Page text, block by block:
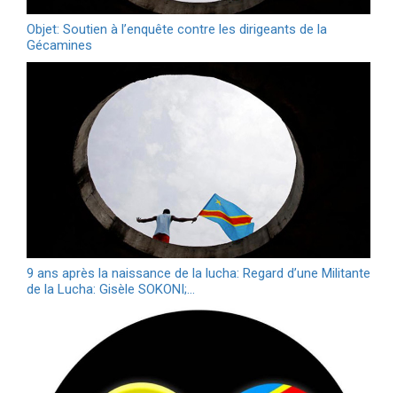
Objet: Soutien à l’enquête contre les dirigeants de la
Gécamines
9 ans après la naissance de la lucha: Regard d’une Militante
de la Lucha: Gisèle SOKONI;…